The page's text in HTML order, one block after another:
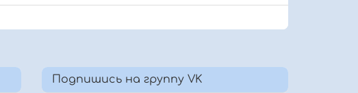
Подпишись на группу VK